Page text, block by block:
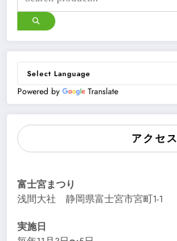
Powered by Translate
アクセス
富士宮まつり
浅間大社 静岡県富士宮市宮町1-1
実施日